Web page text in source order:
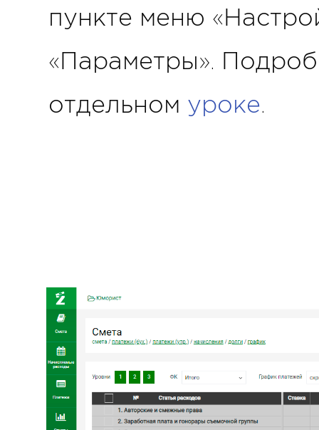
пункте меню
«Параметры».
отдельном уроке.